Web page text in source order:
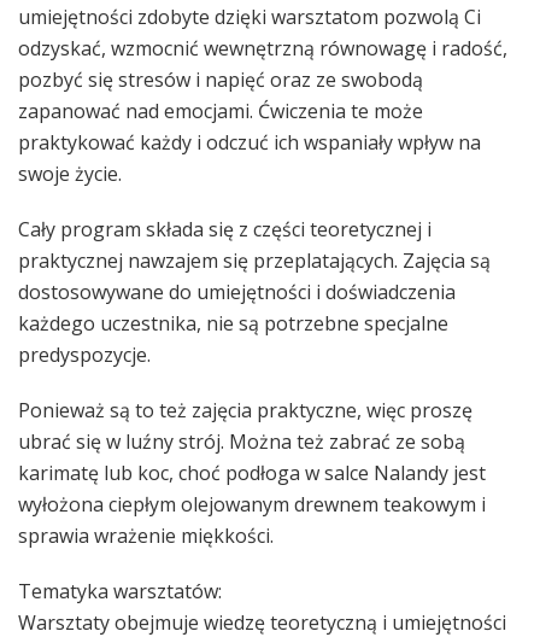
umiejętności zdobyte dzięki warsztatom pozwolą Ci
odzyskać, wzmocnić wewnętrzną równowagę i radość,
pozbyć się stresów i napięć oraz ze swobodą
zapanować nad emocjami. Ćwiczenia te może
praktykować każdy i odczuć ich wspaniały wpływ na
swoje życie.
Cały program składa się z części teoretycznej i
praktycznej nawzajem się przeplatających. Zajęcia są
dostosowywane do umiejętności i doświadczenia
każdego uczestnika, nie są potrzebne specjalne
predyspozycje.
Ponieważ są to też zajęcia praktyczne, więc proszę
ubrać się w luźny strój. Można też zabrać ze sobą
karimatę lub koc, choć podłoga w salce Nalandy jest
wyłożona ciepłym olejowanym drewnem teakowym i
sprawia wrażenie miękkości.
Tematyka warsztatów:
Warsztaty obejmuje wiedzę teoretyczną i umiejętności